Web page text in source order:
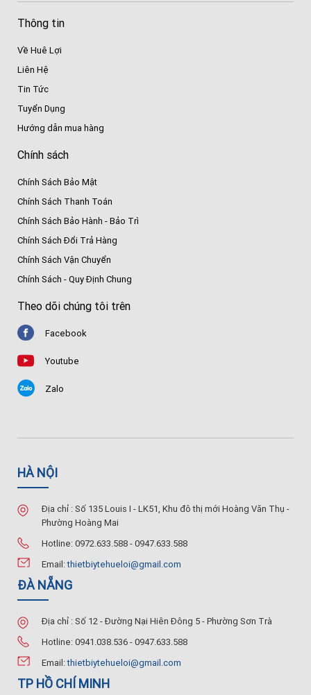
Thông tin
Về Huê Lợi
Liên Hệ
Tin Tức
Tuyển Dụng
Hướng dẫn mua hàng
Chính sách
Chính Sách Bảo Mật
Chính Sách Thanh Toán
Chính Sách Bảo Hành - Bảo Trì
Chính Sách Đổi Trả Hàng
Chính Sách Vận Chuyển
Chính Sách - Quy Định Chung
Theo dõi chúng tôi trên
Facebook
Youtube
Zalo
HÀ NỘI
Địa chỉ : Số 135 Louis I - LK51, Khu đô thị mới Hoàng Văn Thụ -
Phường Hoàng Mai
Hotline: 0972.633.588 - 0947.633.588
Email:thietbiytehueloi@gmail.com
ĐÀ NẴNG
Địa chỉ : Số 12 - Đường Nại Hiên Đông 5 - Phường Sơn Trà
Hotline: 0941.038.536 - 0947.633.588
Email:thietbiytehueloi@gmail.com
TP HỒ CHÍ MINH